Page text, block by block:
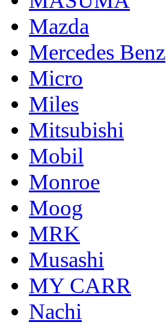
Mazda
Mercedes Benz
Micro
Miles
Mitsubishi
Mobil
Monroe
Moog
MRK
Musashi
MY CARR
Nachi